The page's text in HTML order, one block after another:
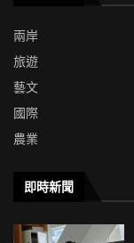
兩岸
旅遊
藝文
國際
農業
即時新聞